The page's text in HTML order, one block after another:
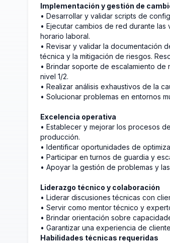
Implementación y gestión de
• Desarrollar y validar scripts de
• Ejecutar cambios de red durante
horario laboral.
• Revisar y validar la documentación
técnica y la mitigación de riesgos.
• Brindar soporte de escalamiento
nivel 1/2.
• Realizar análisis exhaustivos de la
• Solucionar problemas en entornos
Excelencia operativa
• Establecer y mejorar los procesos
producción.
• Identificar oportunidades de
• Participar en turnos de guardia y
• Apoyar la gestión de problemas y
Liderazgo técnico y colaboración
• Liderar discusiones técnicas con
• Servir como mentor técnico y
• Brindar orientación sobre
• Garantizar una experiencia de
Habilidades técnicas requeridas